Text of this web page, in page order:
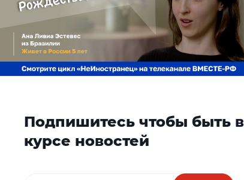
Подпишитесь чтобы быть в
курсе новостей